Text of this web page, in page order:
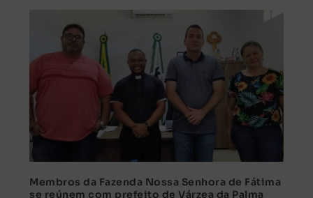
Membros da Fazenda Nossa Senhora de Fátima
se reúnem com prefeito de Várzea da Palma